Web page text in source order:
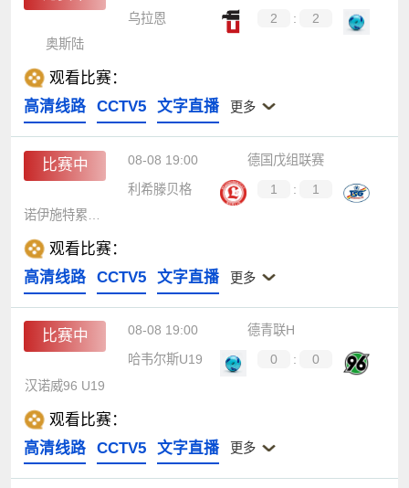
乌拉恩 2 :
2
奥斯陆
观看比赛：
高清线路
CCTV5 文字直播 更多
比赛中 08-08 19:00
德国戊组联赛
利希滕贝格
1 :
1
观看比赛：
高清线路
CCTV5 文字直播 更多
比赛中 08-08 19:00
德青联H
哈韦尔斯U19
0 :
0
汉诺威96 U19
观看比赛：
高清线路
CCTV5 文字直播 更多